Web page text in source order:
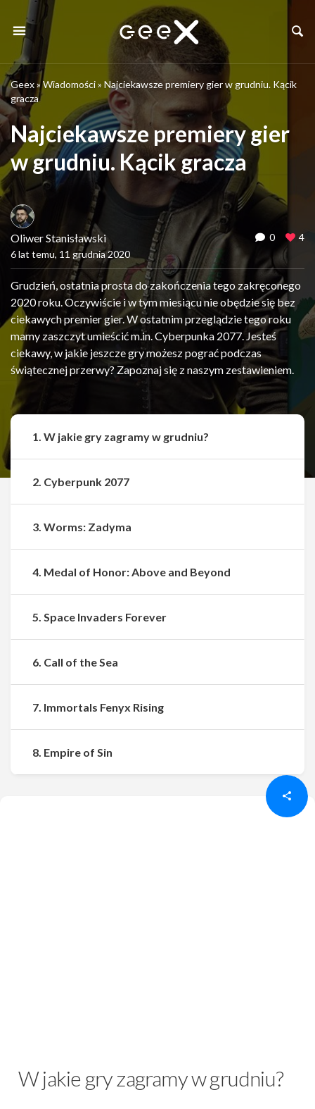
Geex»Wiadomości» Najciekawsze premiery gier w grudniu. Kącik
gracza
Najciekawsze premiery gier
w grudniu. Kącik gracza
Oliwer Stanisławski
6 lat temu, 11 grudnia 2020
0 4
Grudzień, ostatnia prosta do zakończenia tego zakręconego
2020 roku. Oczywiście i w tym miesiącu nie obędzie się bez
ciekawych premier gier. W ostatnim przeglądzie tego roku
mamy zaszczyt umieścić m.in. Cyberpunka 2077. Jesteś
ciekawy, w jakie jeszcze gry możesz pograć podczas
świątecznej przerwy? Zapoznaj się z naszym zestawieniem.
Udostępnij
W jakie gry zagramy w grudniu?
1. W jakie gry zagramy w grudniu?
2. Cyberpunk 2077
3. Worms: Zadyma
4. Medal of Honor: Above and Beyond
5. Space Invaders Forever
6. Call of the Sea
7. Immortals Fenyx Rising
8. Empire of Sin